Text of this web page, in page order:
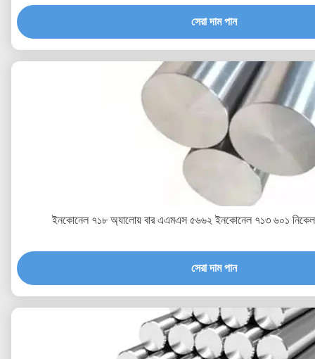
সেরা দাম পান
ইনকোনেল ৭১৮ অ্যালোয় বার এএমএস ৫৬৬২ ইনকোনেল ৭১৩ ৬০১
সেরা দাম পান